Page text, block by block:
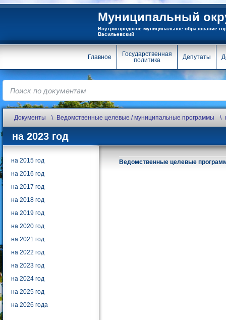
Муниципальный
Внутригородское муниципальное образование
Васильевский
Главное
Государственная
политика
Депутаты
Документы Ведомственные целевые / муниципальные программы
на 2023 год
на 2015 год
на 2016 год
на 2017 год
на 2018 год
на 2019 год
на 2020 год
на 2021 год
на 2022 год
на 2023 год
на 2024 год
на 2025 год
на 2026 года
Ведомственные целевые